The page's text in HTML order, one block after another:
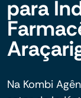
para
Na Kombi